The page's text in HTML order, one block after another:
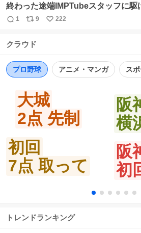
終わった途端IMPTubeスタッフに駆
すぎる☺️ #IMP_Tube #佐藤新 #IMP.
返
数
1
リ
ス
数
9
い
222
クラウド
プロ野球 アニメ・マンガ ス
阪
初
大城
2点 先制
初回
7点 取って
阪
横
トレンドランキング